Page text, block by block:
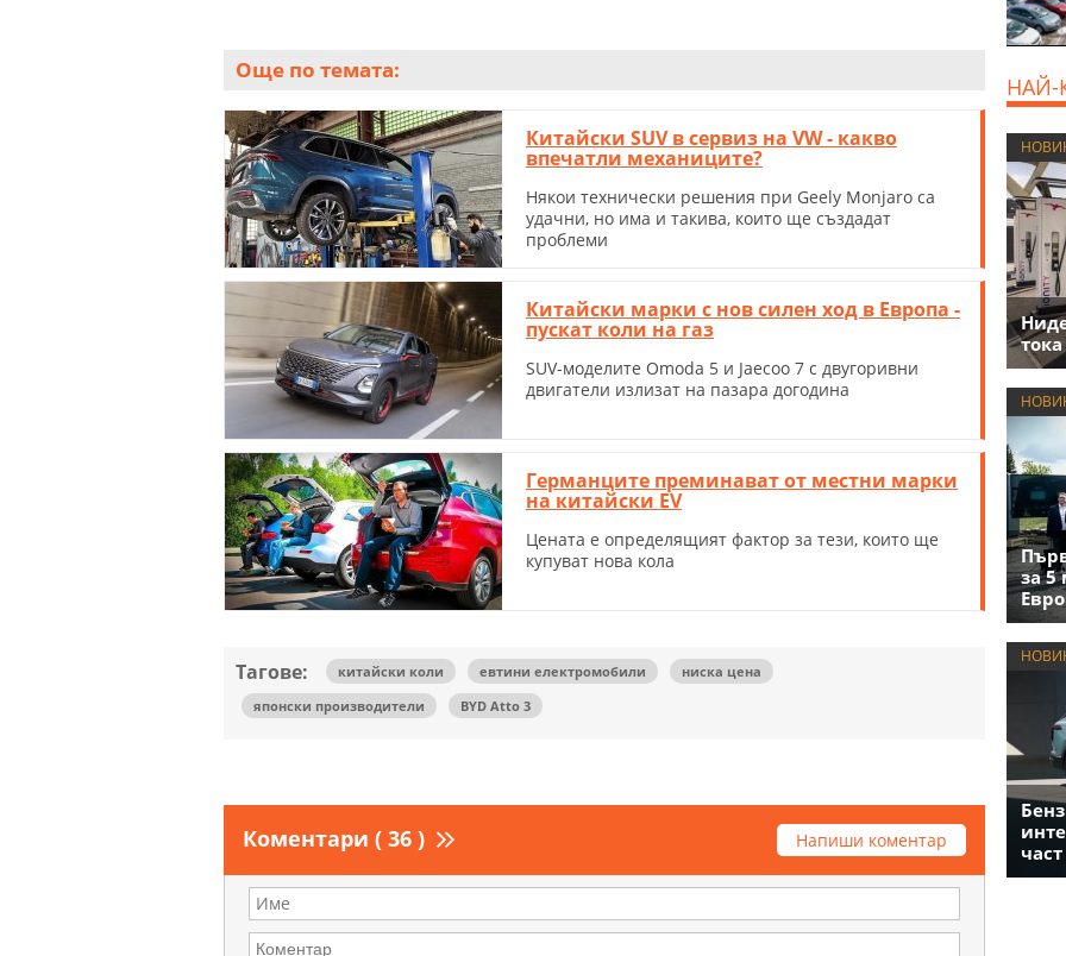
Още по темата:
Китайски SUV в сервиз на VW - какво
впечатли механиците?
Някои технически решения при Geely Monjaro са
удачни, но има и такива, които ще създадат
проблеми
Китайски марки с нов силен ход в Европа -
пускат коли на газ
SUV-моделите Omoda 5 и Jaecoo 7 с двугоривни
двигатели излизат на пазара догодина
Германците преминават от местни марки
на китайски EV
Цената е определящият фактор за тези, които ще
купуват нова кола
Тагове: китайски коли евтини електромобили
ниска цена
японски производители
BYD Atto 3
Коментари ( 36 ) Напиши коментар
НАЙ-
за 5
част